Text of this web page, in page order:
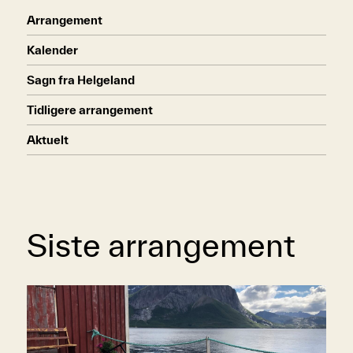
Arrangement
Kalender
Sagn fra Helgeland
Tidligere arrangement
Aktuelt
Siste arrangement